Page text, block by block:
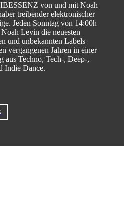
von und mit Noah
treibender elektronischer
Jeden Sonntag von 14:00h
Levin die neuesten
und unbekannten Labels
vergangenen Jahren in einer
aus Techno, Tech-, Deep-,
Indie Dance.